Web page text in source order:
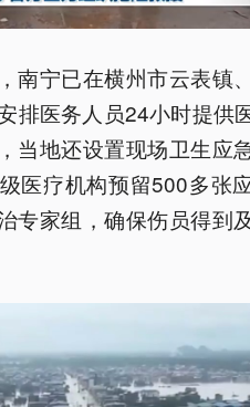
南宁已在横州市云表镇
排医务人员24小时提供
当地还设置现场卫生应
医疗机构预留500多张
专家组，确保伤员得到